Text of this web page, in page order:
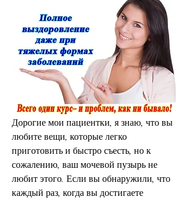
Дорогие мои пациентки, я знаю, что вы
любите вещи, которые легко
приготовить и быстро съесть, но к
сожалению, ваш мочевой пузырь не
любит этого. Если вы обнаружили, что
каждый раз, когда вы достигаете